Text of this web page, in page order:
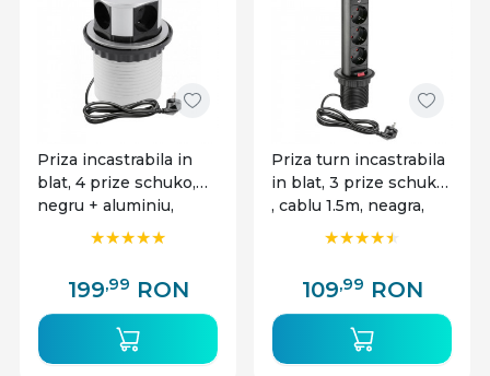
Priza incastrabila in
blat, 4 prize schuko,
negru + aluminiu,
cablu 1.5m, GTV
199,99 RON
Priza turn incastrabila
in blat, 3 prize schuko
, cablu 1.5m, neagra,
109,99 RON